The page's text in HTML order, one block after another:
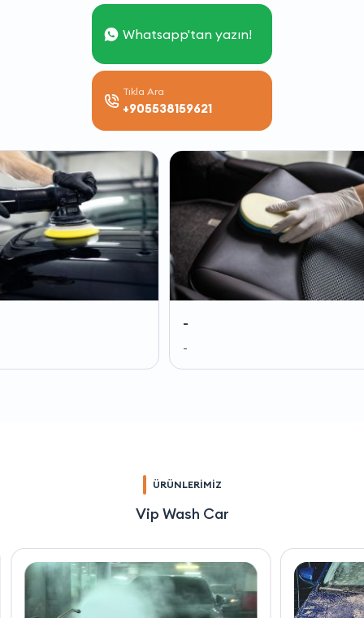
Whatsapp'tan yazın!
Tıkla Ara
+905538159621
ÜRÜNLERİMİZ
Vip Wash Car